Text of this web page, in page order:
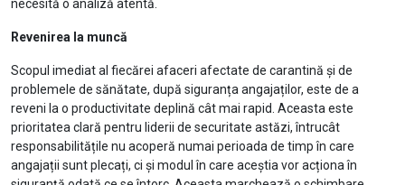
necesită o analiză atentă.
Revenirea la muncă
Scopul imediat al fiecărei afaceri afectate de carantină și de
problemele de sănătate, după siguranța angajaților, este de a
reveni la o productivitate deplină cât mai rapid. Aceasta este
prioritatea clară pentru liderii de securitate astăzi, întrucât
responsabilitățile nu acoperă numai perioada de timp în care
angajații sunt plecați, ci și modul în care aceștia vor acționa în